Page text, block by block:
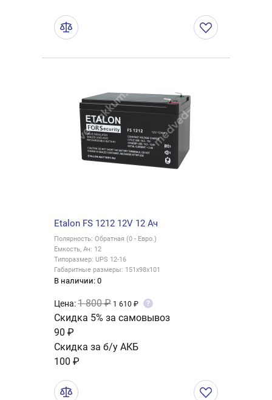
Etalon FS 1212 12V 12 Ач
Полярность: Обратная (0 - Евро.)
Емкость, Ач: 12
Типоразмер: UPS 12-16
Габаритные размеры: 151x98x101
В наличии: 0
Цена:1 800 ₽ 1 610 ₽ ?
Скидка 5% за самовывоз
90 ₽
Скидка за б/у АКБ
100 ₽